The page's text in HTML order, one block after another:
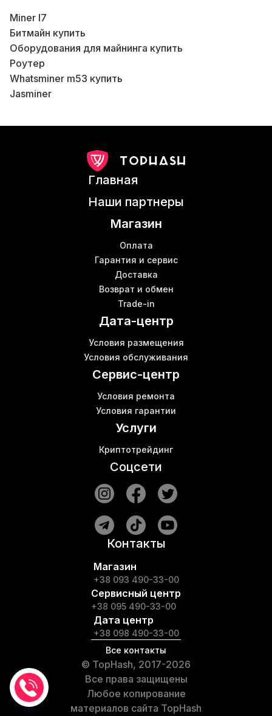
Miner l7
Битмайн купить
Оборудования для майнинга купить
Роутер
Whatsminer m53 купить
Jasminer
Оборудование для фермы купить
Майнингового оборудования
Купить оборудование для майнинга криптовалют
Майнинг криптовалюты с нуля
Microbt whatsminer m50
Antminer bitmain t17
Bitmain antminer z11
Шумоподавляющий бокс для асика
Главная
Наши партнеры
Магазин
Оплата
Гарантия и сервис
Доставка
Возврат и обмен
Trade-in
Дата-центр
Условия размещения
Условия обслуживания
Сервис-центр
Условия ремонта
Условия гарантии
Услуги
Криптотрейдинг
Соцсети
Контакты
Магазин
+38 093 490-33-00
Сервисный центр
+38 095 490-33-00
Дата центр
+38 098 490-33-00
Все контакты
© TopHash, 2017-2026
Все права защищены
Любое копирование
материалов сайта TopHash